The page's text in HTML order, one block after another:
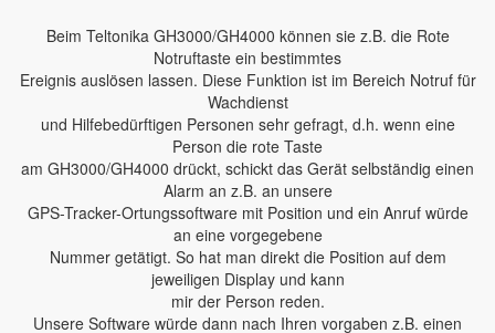
Beim Teltonika GH3000/GH4000 können sie z.B. die Rote
Notruftaste ein bestimmtes
Ereignis auslösen lassen. Diese Funktion ist im Bereich Notruf für
Wachdienst
und Hilfebedürftigen Personen sehr gefragt, d.h. wenn eine
Person die rote Taste
am GH3000/GH4000 drückt, schickt das Gerät selbständig einen
Alarm an z.B. an unsere
GPS-Tracker-Ortungssoftware mit Position und ein Anruf würde
an eine vorgegebene
Nummer getätigt. So hat man direkt die Position auf dem
jeweiligen Display und kann
mir der Person reden.
Unsere Software würde dann nach Ihren vorgaben z.B. einen